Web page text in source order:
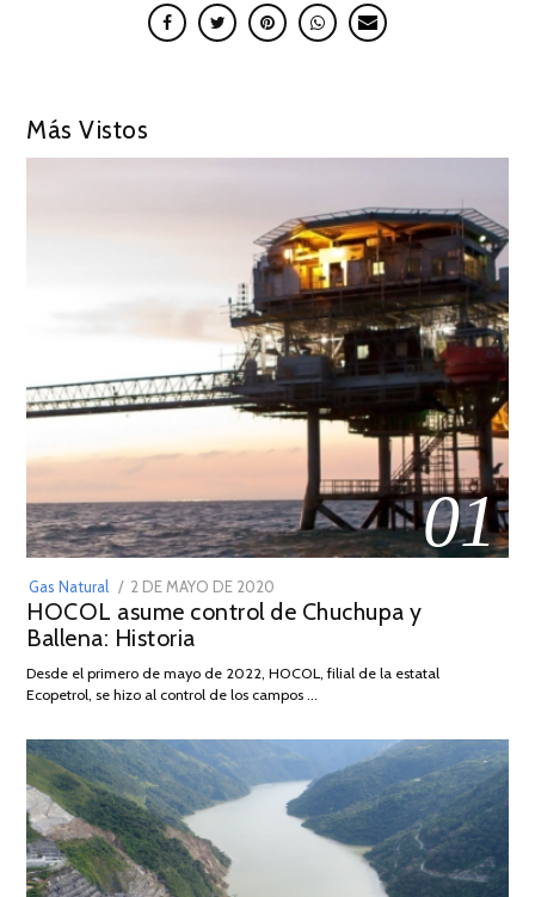
Más Vistos
01
Gas Natural
POSTED
ON
2 DE MAYO DE 2020
DE
2026
HOCOL asume control de Chuchupa y
Ballena: Historia
Desde el primero de mayo de 2022, HOCOL, filial de la estatal
Ecopetrol, se hizo al control de los campos …